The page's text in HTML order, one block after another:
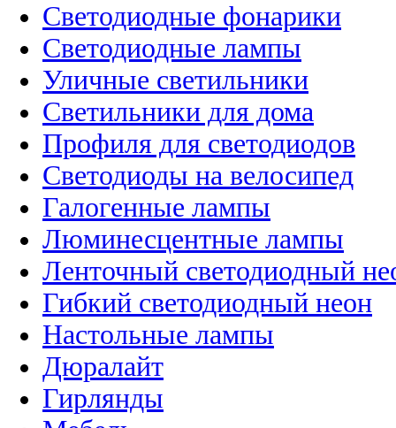
Светодиодные фонарики
Светодиодные лампы
Уличные светильники
Светильники для дома
Профиля для светодиодов
Светодиоды на велосипед
Галогенные лампы
Люминесцентные лампы
Ленточный светодиодный
Гибкий светодиодный неон
Настольные лампы
Дюралайт
Гирлянды